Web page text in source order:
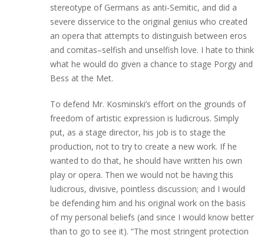
stereotype of Germans as anti-Semitic, and did a
severe disservice to the original genius who created
an opera that attempts to distinguish between eros
and comitas–selfish and unselfish love. I hate to think
what he would do given a chance to stage Porgy and
Bess at the Met.
To defend Mr. Kosminski’s effort on the grounds of
freedom of artistic expression is ludicrous. Simply
put, as a stage director, his job is to stage the
production, not to try to create a new work. If he
wanted to do that, he should have written his own
play or opera. Then we would not be having this
ludicrous, divisive, pointless discussion; and I would
be defending him and his original work on the basis
of my personal beliefs (and since I would know better
than to go to see it). “The most stringent protection